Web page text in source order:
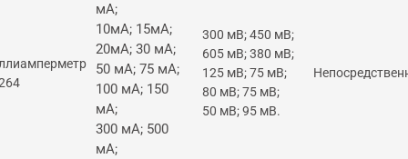
мА;
10мА; 15мА;
20мА; 30 мА;
50 мА; 75 мА;
100 мА; 150
мА;
300 мА; 500
мА;
300 мВ; 450 мВ;
605 мВ; 380 мВ;
125 мВ; 75 мВ;
80 мВ; 75 мВ;
50 мВ; 95 мВ.